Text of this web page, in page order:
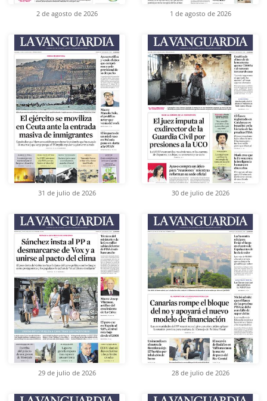
2 de agosto de 2026 1 de agosto de 2026
31 de julio de 2026 30 de julio de 2026
29 de julio de 2026 28 de julio de 2026